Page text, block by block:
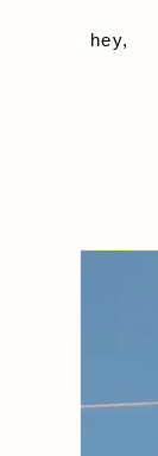
hey,